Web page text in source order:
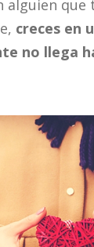
alguien
creces en
no llega